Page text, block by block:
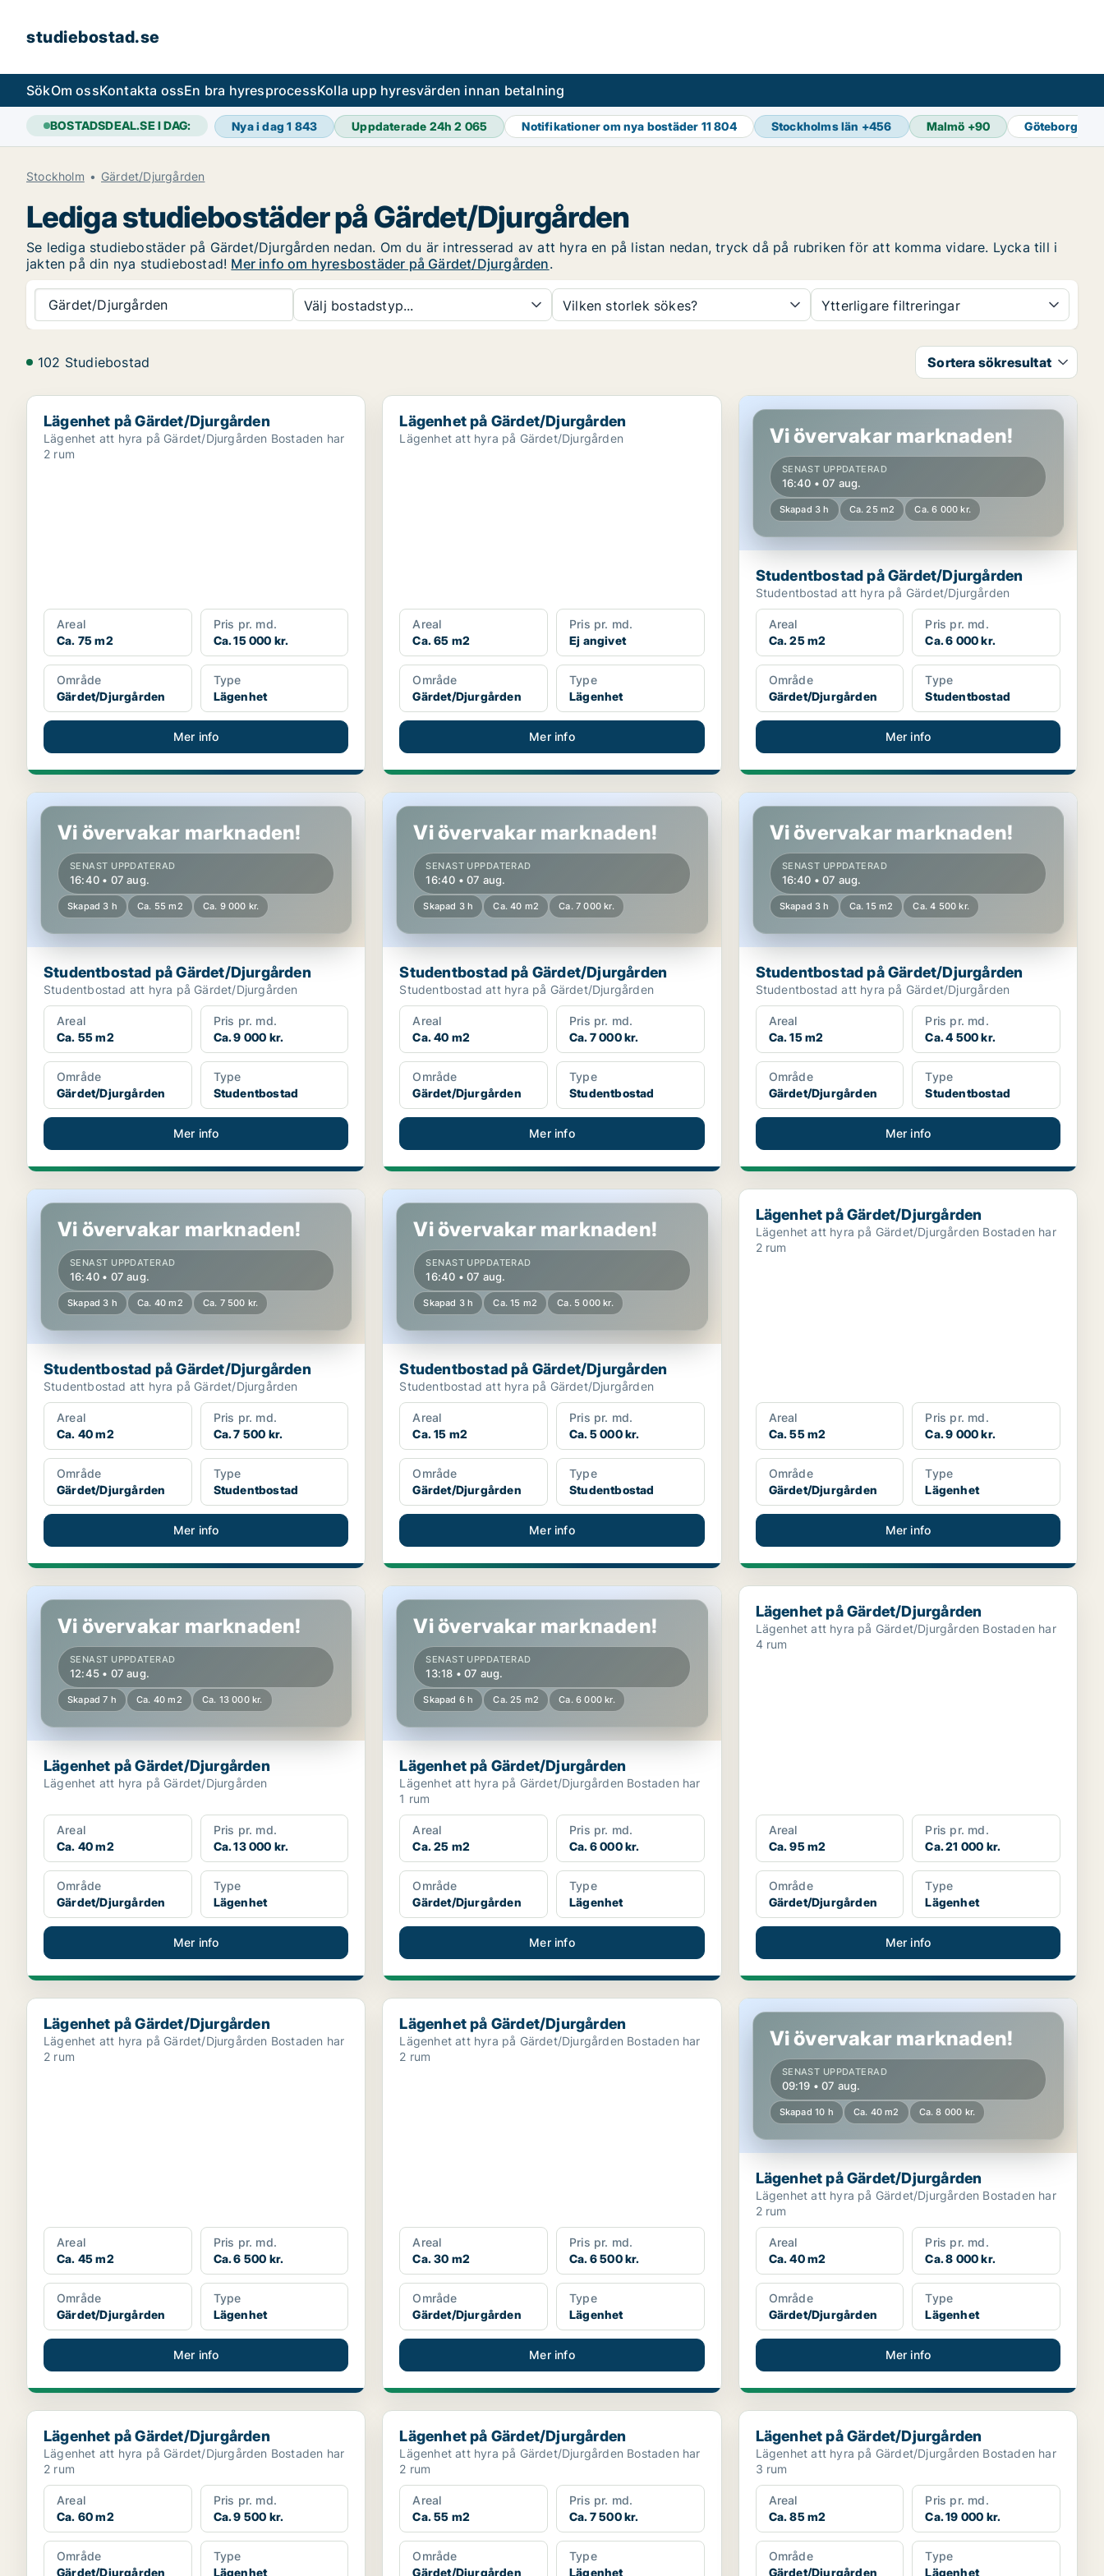
studiebostad.se
SökOm ossKontakta ossEn bra hyresprocessKolla upp hyresvärden innan betalning
BOSTADSDEAL.SE I DAG: Nya i dag1 843 Uppdaterade 24h2 065 Notifikationer om nya bostäder 11 804 Stockholms län +456 Malmö +90 Göteborg
Stockholm Gärdet/Djurgården
Lediga studiebostäder på Gärdet/Djurgården
Se lediga studiebostäder på Gärdet/Djurgården nedan. Om du är intresserad av att hyra en på listan nedan, tryck då på rubriken för att komma vidare. Lycka till i
jakten på din nya studiebostad! Mer info om hyresbostäder på Gärdet/Djurgården.
Gärdet/Djurgården Välj bostadstyp... Vilken storlek sökes? Ytterligare filtreringar
102 Studiebostad Sortera sökresultat
Lägenhet på Gärdet/Djurgården
Lägenhet på Gärdet/Djurgården
Lägenhet att hyra på Gärdet/Djurgården Bostaden har
2 rum
Areal
Ca. 75 m2
Pris pr. md.
Ca. 15 000 kr.
Område
Gärdet/Djurgården
Type
Lägenhet
Mer info
Lägenhet på Gärdet/Djurgården
Lägenhet på Gärdet/Djurgården
Lägenhet att hyra på Gärdet/Djurgården
Areal
Ca. 65 m2
Pris pr. md.
Ej angivet
Område
Gärdet/Djurgården
Type
Lägenhet
Mer info
Studentbostad på Gärdet/Djurgården
Vi övervakar marknaden!
SENAST UPPDATERAD
16:40 • 07 aug.
Skapad 3 h Ca. 25 m2 Ca. 6 000 kr.
Studentbostad på Gärdet/Djurgården
Studentbostad att hyra på Gärdet/Djurgården
Areal
Ca. 25 m2
Pris pr. md.
Ca. 6 000 kr.
Område
Gärdet/Djurgården
Type
Studentbostad
Mer info
Studentbostad på Gärdet/Djurgården
Vi övervakar marknaden!
SENAST UPPDATERAD
16:40 • 07 aug.
Skapad 3 h Ca. 55 m2 Ca. 9 000 kr.
Studentbostad på Gärdet/Djurgården
Studentbostad att hyra på Gärdet/Djurgården
Areal
Ca. 55 m2
Pris pr. md.
Ca. 9 000 kr.
Område
Gärdet/Djurgården
Type
Studentbostad
Mer info
Studentbostad på Gärdet/Djurgården
Vi övervakar marknaden!
SENAST UPPDATERAD
16:40 • 07 aug.
Skapad 3 h Ca. 40 m2 Ca. 7 000 kr.
Studentbostad på Gärdet/Djurgården
Studentbostad att hyra på Gärdet/Djurgården
Areal
Ca. 40 m2
Pris pr. md.
Ca. 7 000 kr.
Område
Gärdet/Djurgården
Type
Studentbostad
Mer info
Studentbostad på Gärdet/Djurgården
Vi övervakar marknaden!
SENAST UPPDATERAD
16:40 • 07 aug.
Skapad 3 h Ca. 15 m2 Ca. 4 500 kr.
Studentbostad på Gärdet/Djurgården
Studentbostad att hyra på Gärdet/Djurgården
Areal
Ca. 15 m2
Pris pr. md.
Ca. 4 500 kr.
Område
Gärdet/Djurgården
Type
Studentbostad
Mer info
Studentbostad på Gärdet/Djurgården
Vi övervakar marknaden!
SENAST UPPDATERAD
16:40 • 07 aug.
Skapad 3 h Ca. 40 m2 Ca. 7 500 kr.
Studentbostad på Gärdet/Djurgården
Studentbostad att hyra på Gärdet/Djurgården
Areal
Ca. 40 m2
Pris pr. md.
Ca. 7 500 kr.
Område
Gärdet/Djurgården
Type
Studentbostad
Mer info
Studentbostad på Gärdet/Djurgården
Vi övervakar marknaden!
SENAST UPPDATERAD
16:40 • 07 aug.
Skapad 3 h Ca. 15 m2 Ca. 5 000 kr.
Studentbostad på Gärdet/Djurgården
Studentbostad att hyra på Gärdet/Djurgården
Areal
Ca. 15 m2
Pris pr. md.
Ca. 5 000 kr.
Område
Gärdet/Djurgården
Type
Studentbostad
Mer info
Lägenhet på Gärdet/Djurgården
Lägenhet på Gärdet/Djurgården
Lägenhet att hyra på Gärdet/Djurgården Bostaden har
2 rum
Areal
Ca. 55 m2
Pris pr. md.
Ca. 9 000 kr.
Område
Gärdet/Djurgården
Type
Lägenhet
Mer info
Lägenhet på Gärdet/Djurgården
Vi övervakar marknaden!
SENAST UPPDATERAD
12:45 • 07 aug.
Skapad 7 h Ca. 40 m2 Ca. 13 000 kr.
Lägenhet på Gärdet/Djurgården
Lägenhet att hyra på Gärdet/Djurgården
Areal
Ca. 40 m2
Pris pr. md.
Ca. 13 000 kr.
Område
Gärdet/Djurgården
Type
Lägenhet
Mer info
Lägenhet på Gärdet/Djurgården
Vi övervakar marknaden!
SENAST UPPDATERAD
13:18 • 07 aug.
Skapad 6 h Ca. 25 m2 Ca. 6 000 kr.
Lägenhet på Gärdet/Djurgården
Lägenhet att hyra på Gärdet/Djurgården Bostaden har
1 rum
Areal
Ca. 25 m2
Pris pr. md.
Ca. 6 000 kr.
Område
Gärdet/Djurgården
Type
Lägenhet
Mer info
Lägenhet på Gärdet/Djurgården
Lägenhet på Gärdet/Djurgården
Lägenhet att hyra på Gärdet/Djurgården Bostaden har
4 rum
Areal
Ca. 95 m2
Pris pr. md.
Ca. 21 000 kr.
Område
Gärdet/Djurgården
Type
Lägenhet
Mer info
Lägenhet på Gärdet/Djurgården
Lägenhet på Gärdet/Djurgården
Lägenhet att hyra på Gärdet/Djurgården Bostaden har
2 rum
Areal
Ca. 45 m2
Pris pr. md.
Ca. 6 500 kr.
Område
Gärdet/Djurgården
Type
Lägenhet
Mer info
Lägenhet på Gärdet/Djurgården
Lägenhet på Gärdet/Djurgården
Lägenhet att hyra på Gärdet/Djurgården Bostaden har
2 rum
Areal
Ca. 30 m2
Pris pr. md.
Ca. 6 500 kr.
Område
Gärdet/Djurgården
Type
Lägenhet
Mer info
Lägenhet på Gärdet/Djurgården
Vi övervakar marknaden!
SENAST UPPDATERAD
09:19 • 07 aug.
Skapad 10 h Ca. 40 m2 Ca. 8 000 kr.
Lägenhet på Gärdet/Djurgården
Lägenhet att hyra på Gärdet/Djurgården Bostaden har
2 rum
Areal
Ca. 40 m2
Pris pr. md.
Ca. 8 000 kr.
Område
Gärdet/Djurgården
Type
Lägenhet
Mer info
Lägenhet på Gärdet/Djurgården
Lägenhet på Gärdet/Djurgården
Lägenhet att hyra på Gärdet/Djurgården Bostaden har
2 rum
Areal
Ca. 60 m2
Pris pr. md.
Ca. 9 500 kr.
Område
Gärdet/Djurgården
Type
Lägenhet
Lägenhet på Gärdet/Djurgården
Lägenhet på Gärdet/Djurgården
Lägenhet att hyra på Gärdet/Djurgården Bostaden har
2 rum
Areal
Ca. 55 m2
Pris pr. md.
Ca. 7 500 kr.
Område
Gärdet/Djurgården
Type
Lägenhet
Lägenhet på Gärdet/Djurgården
Lägenhet på Gärdet/Djurgården
Lägenhet att hyra på Gärdet/Djurgården Bostaden har
3 rum
Areal
Ca. 85 m2
Pris pr. md.
Ca. 19 000 kr.
Område
Gärdet/Djurgården
Type
Lägenhet